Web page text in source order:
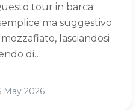
tour in barca
ma suggestivo
lasciandosi
di…
May 2026